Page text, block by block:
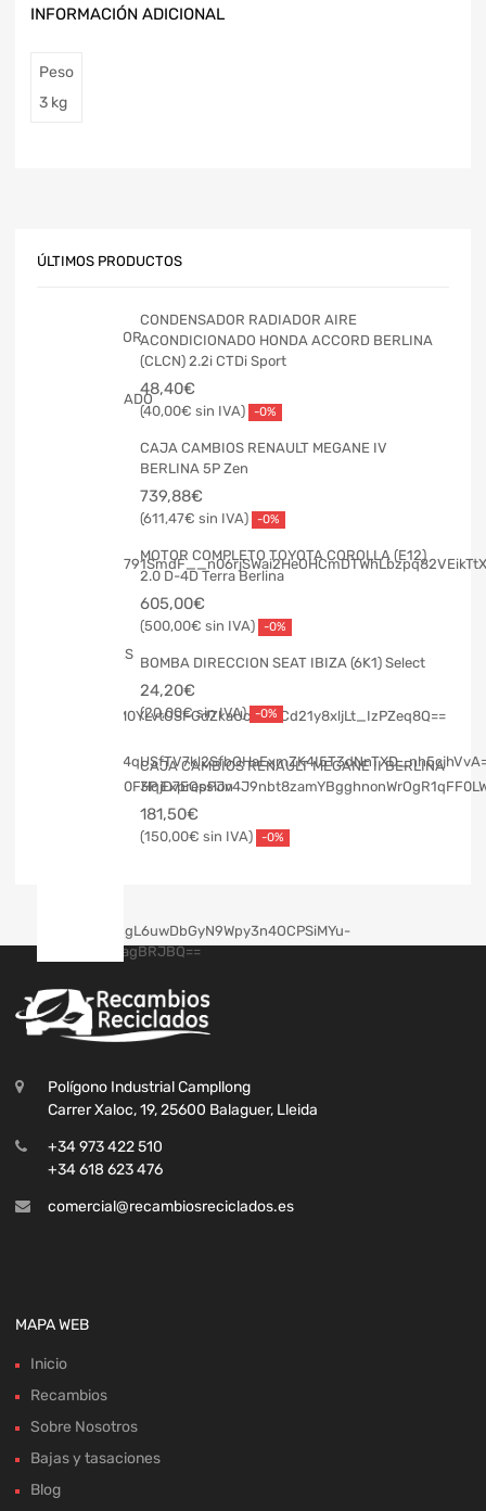
INFORMACIÓN ADICIONAL
Peso
3 kg
ÚLTIMOS PRODUCTOS
CONDENSADOR RADIADOR AIRE
ACONDICIONADO HONDA ACCORD BERLINA
(CLCN) 2.2i CTDi Sport
48,40€
40,00€ -0%
CAJA CAMBIOS RENAULT MEGANE IV
BERLINA 5P Zen
739,88€
611,47€ -0%
MOTOR COMPLETO TOYOTA COROLLA (E12)
2.0 D-4D Terra Berlina
605,00€
500,00€ -0%
BOMBA DIRECCION SEAT IBIZA (6K1) Select
24,20€
20,00€ -0%
CAJA CAMBIOS RENAULT MEGANE II BERLINA
3P Expression
181,50€
150,00€ -0%
Polígono Industrial Campllong
Carrer Xaloc, 19, 25600 Balaguer, Lleida
+34 973 422 510
+34 618 623 476
comercial@recambiosreciclados.es
MAPA WEB
Inicio
Recambios
Sobre Nosotros
Bajas y tasaciones
Blog